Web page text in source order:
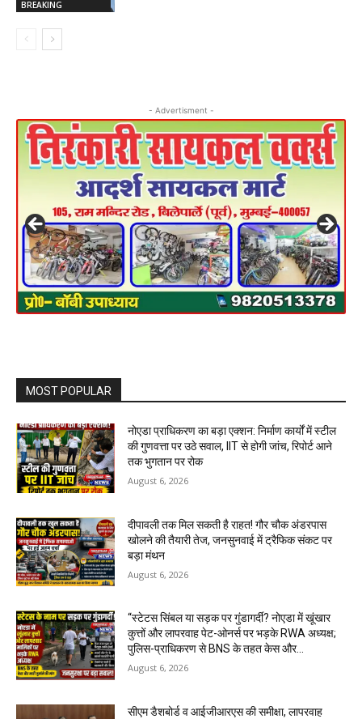
BREAKING
- Advertisment -
MOST POPULAR
नोएडा प्राधिकरण का बड़ा एक्शन: निर्माण कार्यों में स्टील
की गुणवत्ता पर उठे सवाल, IIT से होगी जांच, रिपोर्ट आने
तक भुगतान पर रोक
August 6, 2026
दीपावली तक मिल सकती है राहत! गौर चौक अंडरपास
खोलने की तैयारी तेज, जनसुनवाई में ट्रैफिक संकट पर
बड़ा मंथन
August 6, 2026
“स्टेटस सिंबल या सड़क पर गुंडागर्दी? नोएडा में खूंखार
कुत्तों और लापरवाह पेट-ओनर्स पर भड़के RWA अध्यक्ष;
पुलिस-प्राधिकरण से BNS के तहत केस और...
August 6, 2026
सीएम डैशबोर्ड व आईजीआरएस की समीक्षा, लापरवाह